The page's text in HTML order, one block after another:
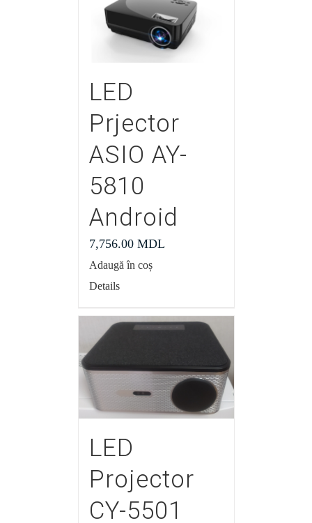
LED
Prjector
ASIO AY-
5810
Android
7,756.00 MDL
Adaugă în coș
Details
LED
Projector
CY-5501